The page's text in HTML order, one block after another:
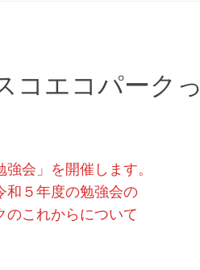
コエコパークっ
会」を開催します。
和５年度の勉強会の
のこれからについて